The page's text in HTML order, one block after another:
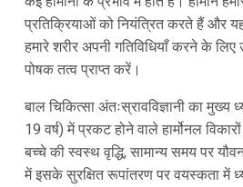
प्रतिक्रियाओं को नियंत्रित करते हैं और
हमारे शरीर अपनी गतिविधियाँ करने के
पोषक तत्व प्राप्त करें।
बाल चिकित्सा अंतःस्रावविज्ञानी का मुख्य
19 वर्ष) में प्रकट होने वाले हार्मोनल
बच्चे की स्वस्थ वृद्धि, सामान्य समय पर
में इसके सुरक्षित रूपांतरण पर वयस्कता में